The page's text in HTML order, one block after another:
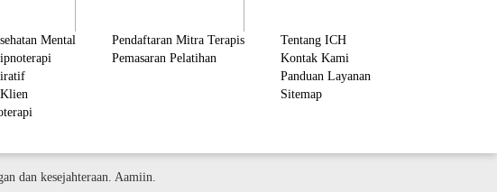
Mental
Pendaftaran Mitra Terapis
Pemasaran Pelatihan
Tentang ICH
Kontak Kami
Panduan Layanan
Sitemap
dan kesejahteraan. Aamiin.